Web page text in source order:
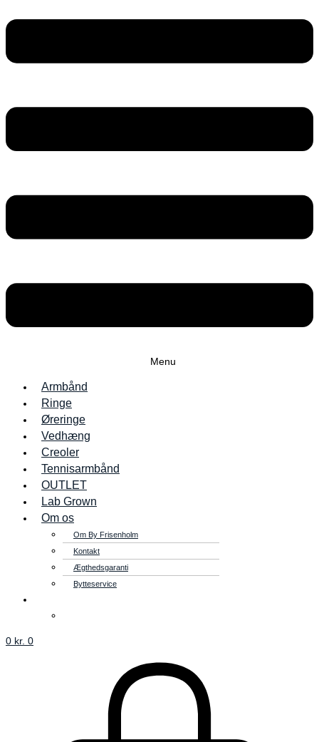
Menu
Armbånd
Ringe
Øreringe
Vedhæng
Creoler
Tennisarmbånd
OUTLET
Lab Grown
Om os
Om By Frisenholm
Kontakt
Ægthedsgaranti
Bytteservice
0 kr. 0